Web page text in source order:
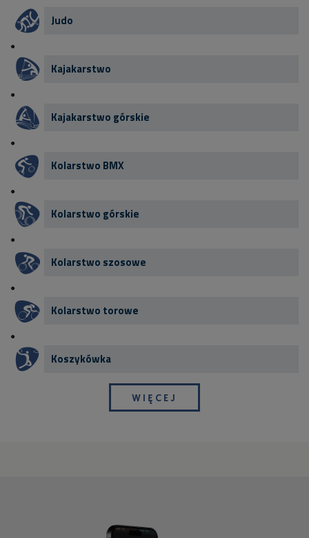
Judo
Kajakarstwo
Kajakarstwo górskie
Kolarstwo BMX
Kolarstwo górskie
Kolarstwo szosowe
Kolarstwo torowe
Koszykówka
WIĘCEJ